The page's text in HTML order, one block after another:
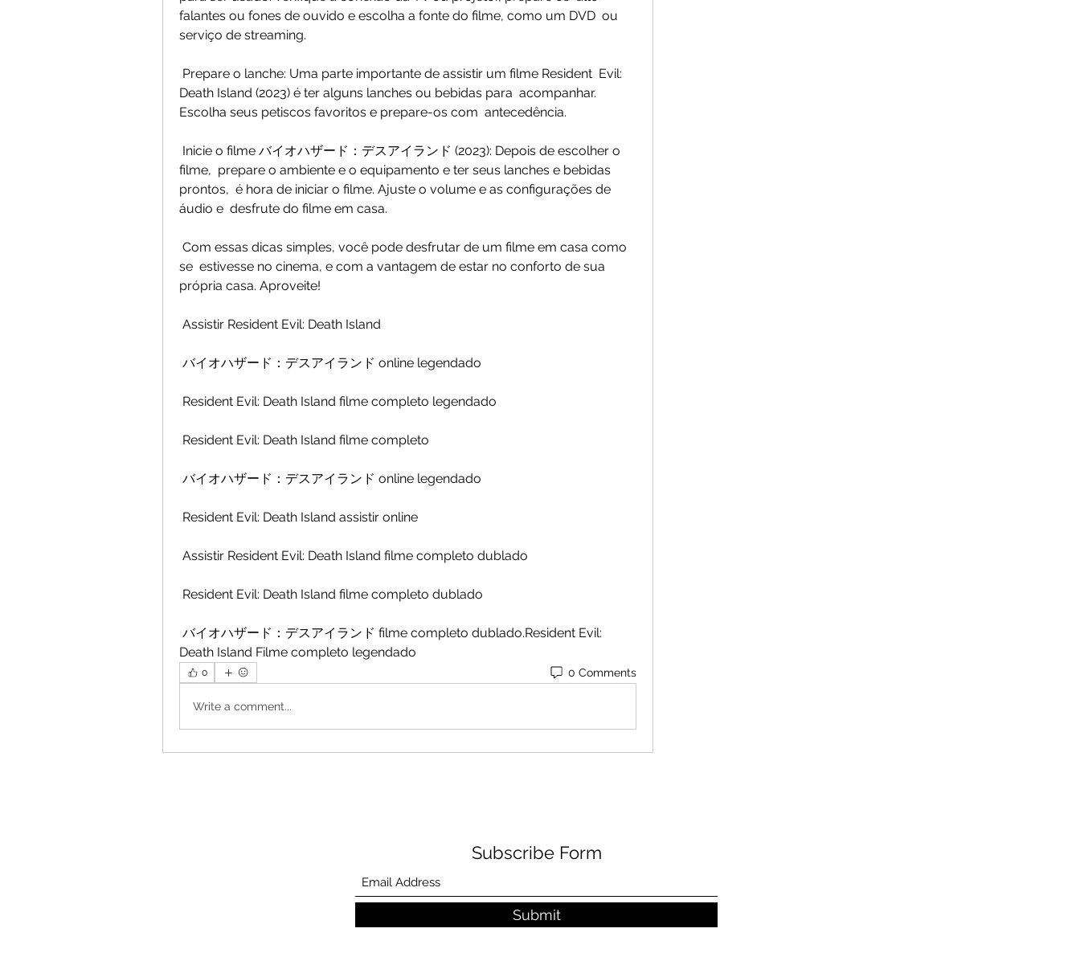
falantes ou fones de ouvido e escolha a fonte do filme, como um DVD  ou
serviço de streaming.
Death Island (2023) é ter alguns lanches ou bebidas para  acompanhar.
Escolha seus petiscos favoritos e prepare-os com  antecedência.
filme,  prepare o ambiente e o equipamento e ter seus lanches e bebidas
prontos,  é hora de iniciar o filme. Ajuste o volume e as configurações de
áudio e  desfrute do filme em casa.
se  estivesse no cinema, e com a vantagem de estar no conforto de sua
própria casa. Aproveite!
Assistir Resident Evil: Death Island
バイオハザード：デスアイランド online legendado
Resident Evil: Death Island filme completo legendado
Resident Evil: Death Island filme completo
バイオハザード：デスアイランド online legendado
Resident Evil: Death Island assistir online
Assistir Resident Evil: Death Island filme completo dublado
Resident Evil: Death Island filme completo dublado
Death Island Filme completo legendado
0 0 Comments
Write a comment...
Subscribe Form
Submit